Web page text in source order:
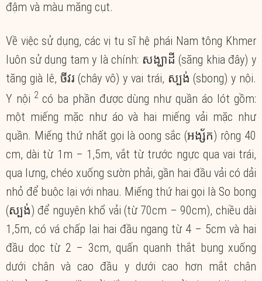
đậm và màu măng cụt.
Về việc sử dụng, các vị tu sĩ hệ phái Nam tông Khmer
luôn sử dụng tam y là chính: សង្ឃាដី (săng khia đây) y
tăng già lê, ចីវរ (chây vô) y vai trái, ស្បង់ (sbong) y nội.
Y nội 2 có ba phần được dùng như quần áo lót gồm:
một miếng mặc như áo và hai miếng vải mặc như
quần. Miếng thứ nhất gọi là oong sắc (អង្ស័ក) rộng 40
cm, dài từ 1m – 1,5m, vắt từ trước ngực qua vai trái,
qua lưng, chéo xuống sườn phải, gần hai đầu vải có dải
nhỏ để buộc lại với nhau. Miếng thứ hai gọi là So bong
(ស្បង់) để nguyên khổ vải (từ 70cm – 90cm), chiều dài
1,5m, có vá chấp lại hai đầu ngang từ 4 – 5cm và hai
đầu dọc từ 2 – 3cm, quấn quanh thắt bụng xuống
dưới chân và cao đầu y dưới cao hơn mắt chân